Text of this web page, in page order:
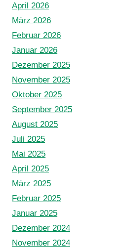
April 2026
März 2026
Februar 2026
Januar 2026
Dezember 2025
November 2025
Oktober 2025
September 2025
August 2025
Juli 2025
Mai 2025
April 2025
März 2025
Februar 2025
Januar 2025
Dezember 2024
November 2024